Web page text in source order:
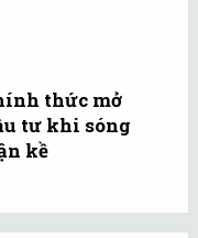
thức mở
tư khi sóng
kề